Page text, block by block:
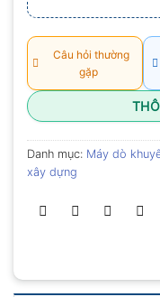
Câu hỏi thường
gặp
Danh mục: Máy dò
xây dựng